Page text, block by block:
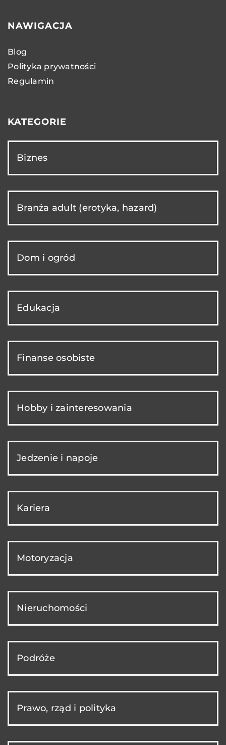
NAWIGACJA
Blog
Polityka prywatności
Regulamin
KATEGORIE
Biznes
Branża adult (erotyka, hazard)
Dom i ogród
Edukacja
Finanse osobiste
Hobby i zainteresowania
Jedzenie i napoje
Kariera
Motoryzacja
Nieruchomości
Podróże
Prawo, rząd i polityka